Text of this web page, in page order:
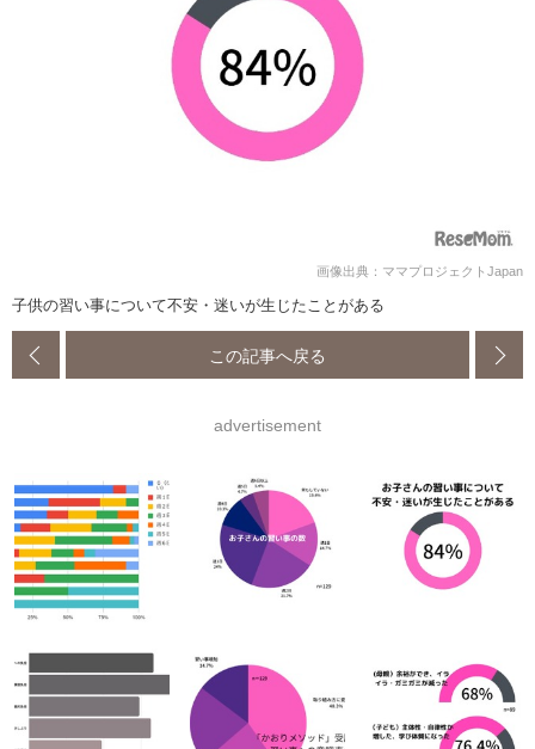
画像出典：ママプロジェクトJapan
子供の習い事について不安・迷いが生じたことがある
この記事へ戻る
advertisement